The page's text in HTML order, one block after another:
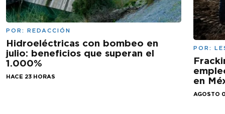
POR: REDACCIÓN
Hidroeléctricas con bombeo en
julio: beneficios que superan el
1.000%
HACE 23 HORAS
POR:
en
AGOSTO